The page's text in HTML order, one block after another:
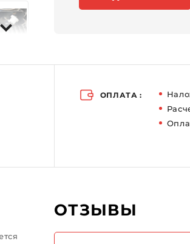
ОПЛАТА :
ОТЗЫВЫ